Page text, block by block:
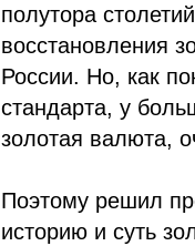
полутора
восстановления
России. Но, как
стандарта, у
золотая валюта,
Поэтому решил
историю и суть